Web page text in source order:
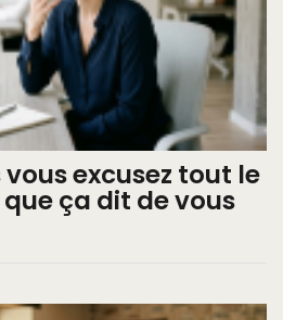
excusez tout le
ça dit de vous